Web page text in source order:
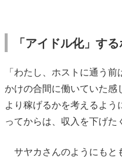
「アイドル化」す
「わたし、ホストに通う
かけの合間に働いていた感
より稼げるかを考えるよ
ってからは、収入を下げた
サヤカさんのようにもと